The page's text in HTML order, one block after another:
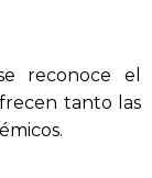
reconoce el
tanto las